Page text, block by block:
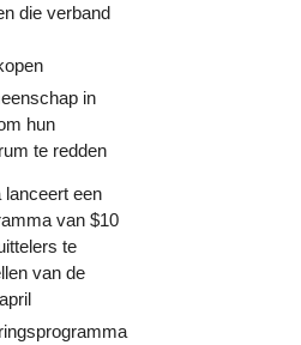
die verband
in
hun
te redden
lanceert een
van $10
te
van de